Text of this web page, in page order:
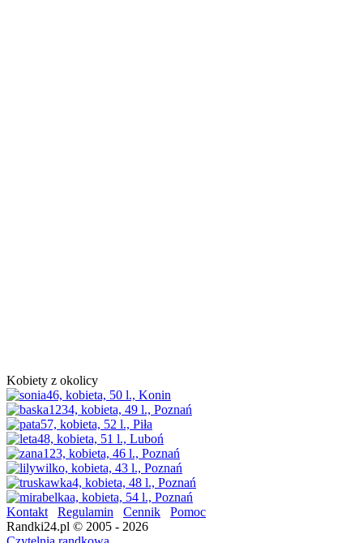
Kobiety z okolicy
Kontakt Regulamin Cennik
Pomoc
Randki24.pl © 2005 - 2026